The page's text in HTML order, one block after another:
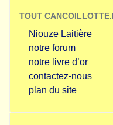
TOUT
Niouze Laitière
notre forum
notre livre d’or
contactez-nous
plan du site